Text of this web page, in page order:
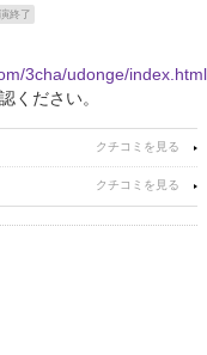
終了
3cha/udonge/index.html
ください。